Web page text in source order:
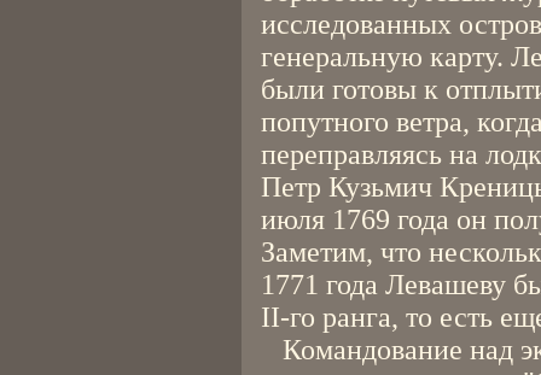
исследованных
генеральную карту.
были готовы к
попутного ветра,
переправляясь на
Петр Кузьмич
июля 1769 года он
Заметим, что
1771 года Левашеву
II-го ранга, то есть
Командование над